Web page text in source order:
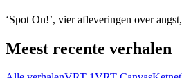
‘Spot On!’, vier afleveringen over
Meest recente verhalen